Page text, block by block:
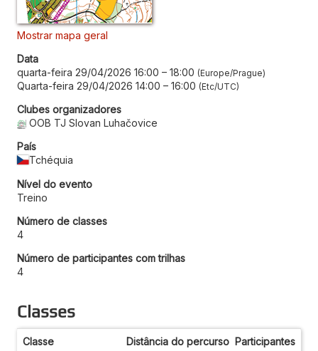
Mostrar mapa geral
Data
quarta-feira 29/04/2026 16:00 – 18:00 Europe/Prague
Quarta-feira 29/04/2026 14:00 – 16:00 Etc/UTC
Clubes organizadores
OOB TJ Slovan Luhačovice
País
Tchéquia
Nível do evento
Treino
Número de classes
4
Número de participantes com trilhas
4
Classes
Classe Distância do percurso Participantes